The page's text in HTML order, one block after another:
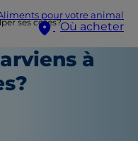
pour votre animal
Où acheter
ses côtes?
à